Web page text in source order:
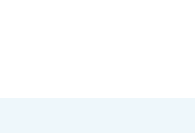
Sie die